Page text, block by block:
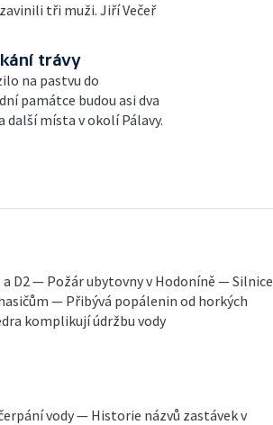
tři muži. Jiří Večeř
trávy
na pastvu do
památce budou asi dva
další místa v okolí Pálavy.
D2 — Požár ubytovny v Hodoníně — Silnice
— Přibývá popálenin od horkých
komplikují údržbu vody
vody — Historie názvů zastávek v